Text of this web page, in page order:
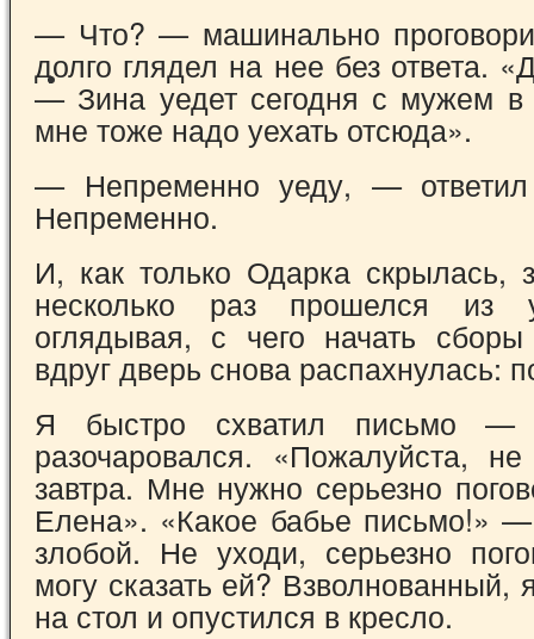
— Что? — машинально
долго глядел на нее без ответа.
— Зина уедет сегодня с мужем
мне тоже надо уехать отсюда».
— Непременно уеду, —
Непременно.
И, как только Одарка скрылась,
несколько раз прошелся из
оглядывая, с чего начать
вдруг дверь снова распахнулась:
Я быстро схватил письмо —
разочаровался. «Пожалуйста,
завтра. Мне нужно серьезно
Елена». «Какое бабье письмо!»
злобой. Не уходи, серьезно
могу сказать ей? Взволнованный,
на стол и опустился в кресло.